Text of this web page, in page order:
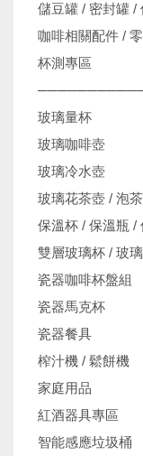
儲豆罐 / 密封罐 /
咖啡相關配件 /
杯測專區
玻璃量杯
玻璃咖啡壺
玻璃冷水壺
玻璃花茶壺 / 泡
保溫杯 / 保溫瓶 /
雙層玻璃杯 / 玻
瓷器咖啡杯盤組
瓷器馬克杯
瓷器餐具
榨汁機 / 鬆餅機
家庭用品
紅酒器具專區
智能感應垃圾桶